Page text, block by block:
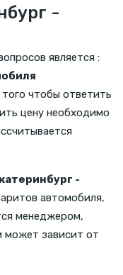
-
является :
чтобы ответить
цену необходимо
-
автомобиля,
менеджером,
может зависит от